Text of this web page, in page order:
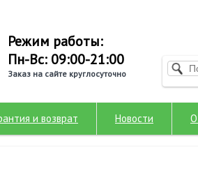
Режим работы:
Пн-Вс: 09:00-21:00
Заказ на сайте круглосуточно
и возврат Новости